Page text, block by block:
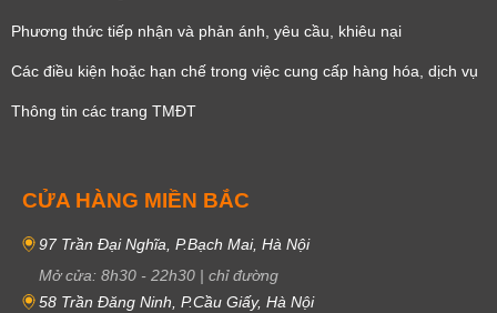
Phương thức tiếp nhận và phản ánh, yêu cầu, khiêu nại
Các điều kiện hoặc hạn chế trong việc cung cấp hàng hóa, dịch vụ
Thông tin các trang TMĐT
CỬA HÀNG MIỀN BẮC
97 Trần Đại Nghĩa, P.Bạch Mai, Hà Nội
Mở cửa: 8h30 - 22h30 | chỉ đường
58 Trần Đăng Ninh, P.Cầu Giấy, Hà Nội